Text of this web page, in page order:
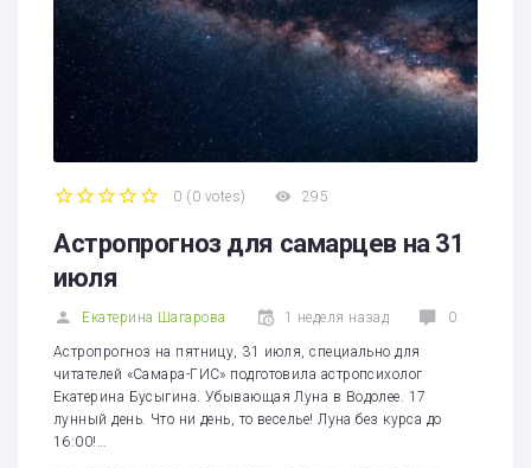
0 (0 votes) 295
Астропрогноз для самарцев на 31
июля
Екатерина Шагарова 1 неделя назад 0
Астропрогноз на пятницу, 31 июля, специально для
читателей «Самара-ГИС» подготовила астропсихолог
Екатерина Бусыгина. Убывающая Луна в Водолее. 17
лунный день. Что ни день, то веселье! Луна без курса до
16:00!…